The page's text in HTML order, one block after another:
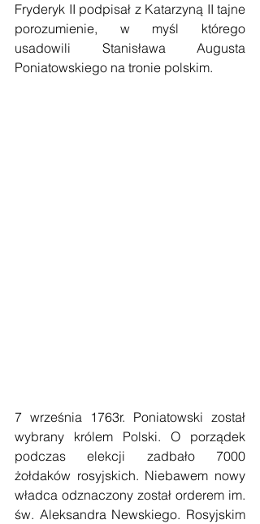
Fryderyk II podpisał z Katarzyną II tajne
porozumienie, w myśl którego
usadowili Stanisława Augusta
Poniatowskiego na tronie polskim.
7 września 1763r. Poniatowski został
wybrany królem Polski. O porządek
podczas elekcji zadbało 7000
żołdaków rosyjskich. Niebawem nowy
władca odznaczony został orderem im.
św. Aleksandra Newskiego. Rosyjskim